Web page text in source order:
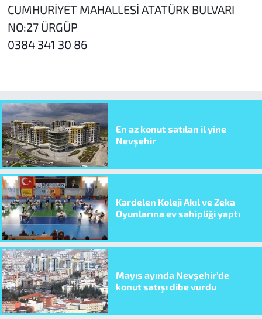
CUMHURİYET MAHALLESİ ATATÜRK BULVARI
NO:27 ÜRGÜP
0384 341 30 86
En az konut satılan il yine
Nevşehir
Kardelen Koleji Akıl ve Zeka
Oyunlarına ev sahipliği yaptı
Mayıs ayında Nevşehir’de
konut satışı dibe vurdu